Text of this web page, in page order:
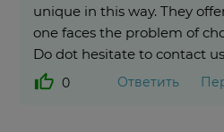
unique in this way. They
one faces the problem of
Do dot hesitate to contact
0 Ответить